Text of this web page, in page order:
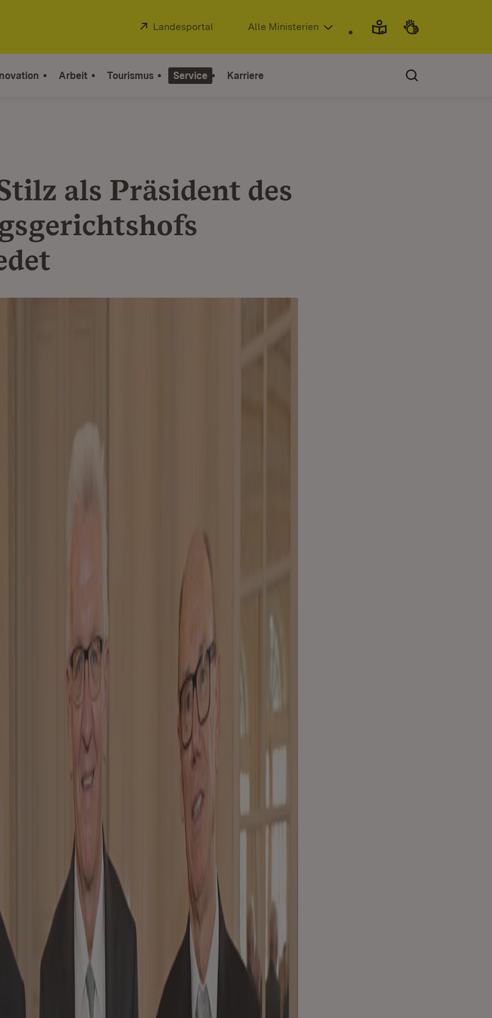
Extern:
Landesportal (Öffnet in neuem Fenster)
Alle Ministerien
Arbeit Tourismus Service Karriere
als Präsident des